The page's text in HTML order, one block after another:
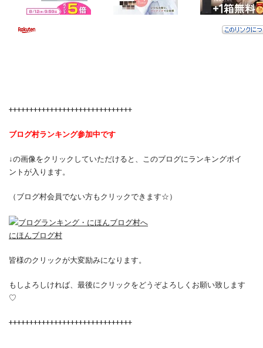
++++++++++++++++++++++++++++++
ブログ村ランキング参加中です
↓の画像をクリックしていただけると、このブログにランキングポイ
ントが入ります。
（ブログ村会員でない方もクリックできます☆）
にほんブログ村
皆様のクリックが大変励みになります。
もしよろしければ、最後にクリックをどうぞよろしくお願い致します
♡
++++++++++++++++++++++++++++++